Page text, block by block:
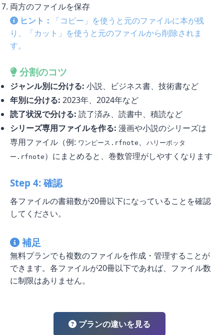
両方のファイルを保存
ヒント：
「コピー」を使うと元のファイルに本が残
り、「カット」を使うと元のファイルから削除されま
す。
分割のコツ
ジャンル別に分ける: 小説、ビジネス書、技術書など
年別に分ける: 2023年、2024年など
読了状況で分ける: 読了済み、読書中、積読など
シリーズ専用ファイルを作る: 漫画や小説のシリーズは
専用ファイル（例: ワンピース.rfnote 、
ハリーポッタ
ー.rfnote ）にまとめると、巻数管理がしやすくなります
Step 4: 確認
各ファイルの書籍数が20冊以下になっていることを確認
してください。
補足
無料プランでも複数のファイルを作成・管理することが
できます。各ファイルが20冊以下であれば、ファイル数
に制限はありません。
プランの違いを見る